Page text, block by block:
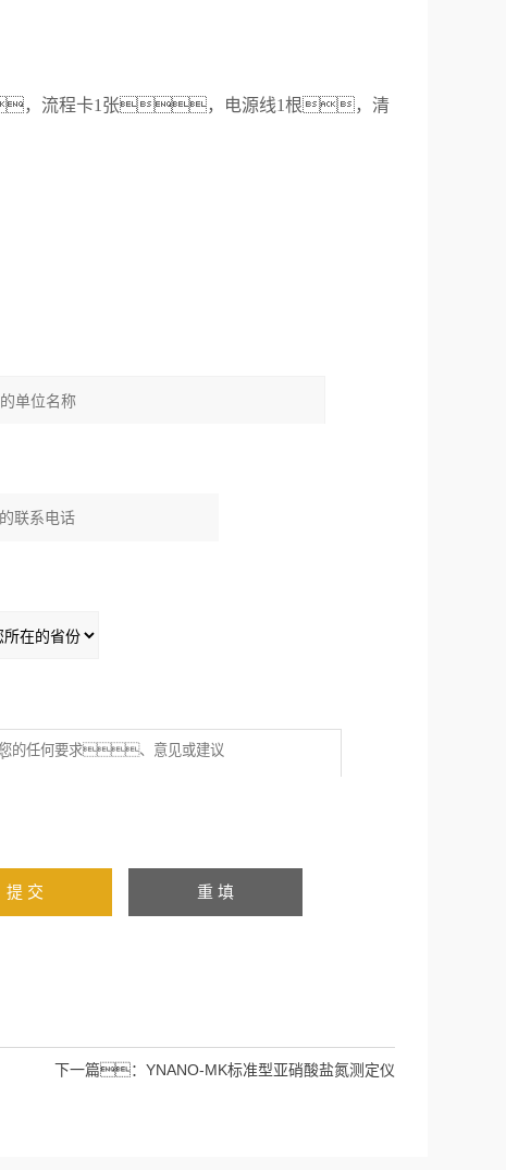
，流程卡1张，
电源线1根，清
下一篇： YNANO-MK标准型亚硝酸盐氮测定仪